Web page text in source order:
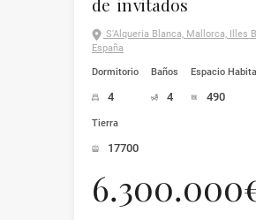
S'Alqueria Blanca, Mallorca, Illes
España
Dormitorio
4
Baños
4
Espacio
490
Tierra
17700